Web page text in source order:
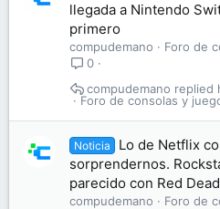
llegada a Nintendo
primero
compudemano
Foro de
0
Foro de consolas y
compudemano
Noticia
Lo de Netflix
sorprendernos.
parecido con Red
compudemano
Foro de